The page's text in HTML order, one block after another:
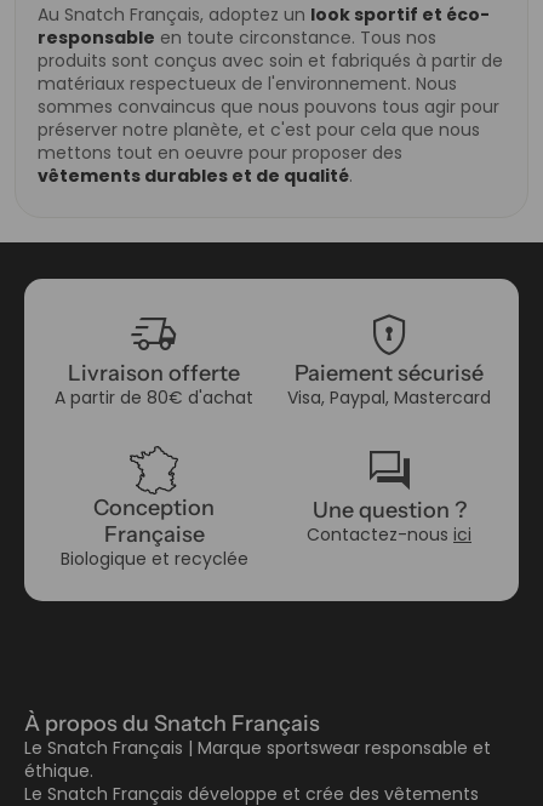
Au Snatch Français, adoptez un look sportif et éco-
responsable en toute circonstance. Tous nos
produits sont conçus avec soin et fabriqués à partir de
matériaux respectueux de l'environnement. Nous
sommes convaincus que nous pouvons tous agir pour
préserver notre planète, et c'est pour cela que nous
mettons tout en oeuvre pour proposer des
vêtements durables et de qualité.
delivery_truck_speed
Livraison offerte
A partir de 80€ d'achat
encrypted
Paiement sécurisé
Visa, Paypal, Mastercard
Conception
Française
Biologique et recyclée
forum
Une question ?
Contactez-nous ici
À propos du Snatch Français
Le Snatch Français | Marque sportswear responsable et
éthique.
Le Snatch Français développe et crée des vêtements